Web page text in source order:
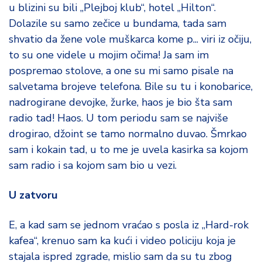
u blizini su bili „Plejboj klub“, hotel „Hilton“.
Dolazile su samo zečice u bundama, tada sam
shvatio da žene vole muškarca kome p... viri iz očiju,
to su one videle u mojim očima! Ja sam im
pospremao stolove, a one su mi samo pisale na
salvetama brojeve telefona. Bile su tu i konobarice,
nadrogirane devojke, žurke, haos je bio šta sam
radio tad! Haos. U tom periodu sam se najviše
drogirao, džoint se tamo normalno duvao. Šmrkao
sam i kokain tad, u to me je uvela kasirka sa kojom
sam radio i sa kojom sam bio u vezi.
U zatvoru
E, a kad sam se jednom vraćao s posla iz „Hard-rok
kafea“, krenuo sam ka kući i video policiju koja je
stajala ispred zgrade, mislio sam da su tu zbog